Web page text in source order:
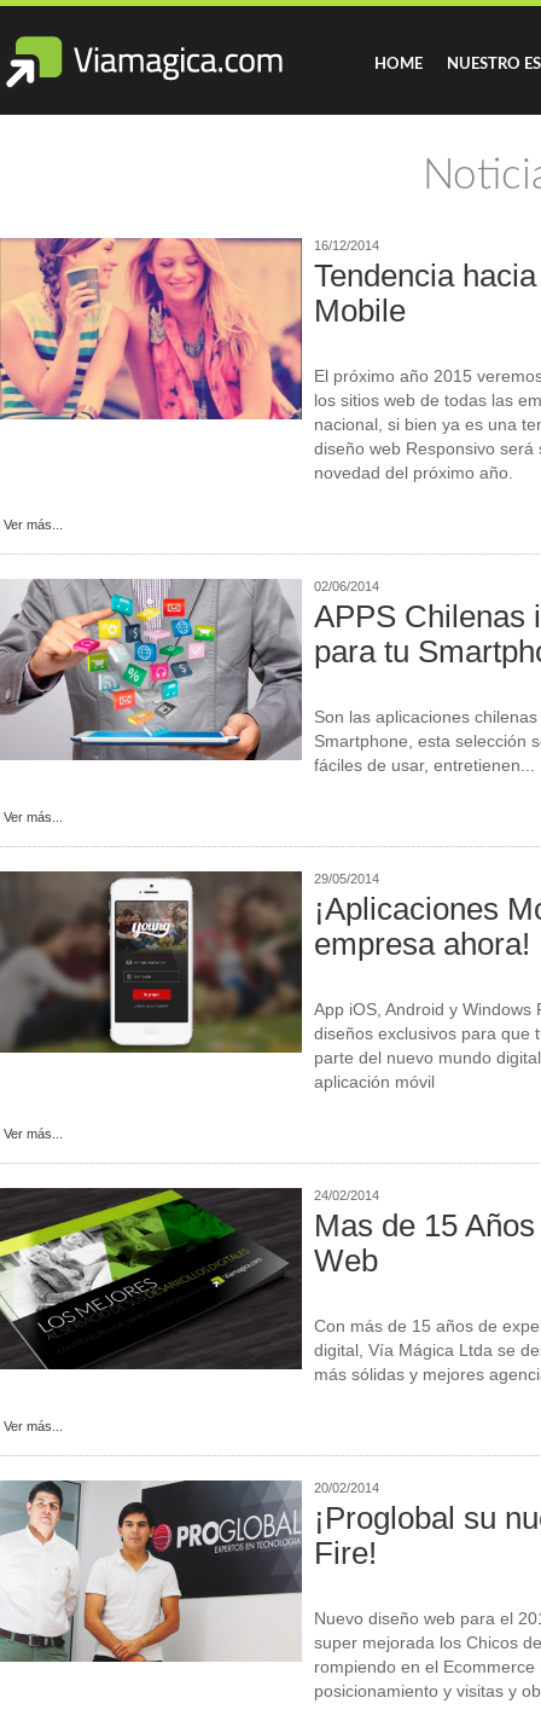
HOME NUESTRO
16/12/2014
Tendencia
Mobile
El próximo año 2015
los sitios web de todas las
nacional, si bien ya es una
diseño web Responsivo
novedad del próximo año.
Ver más...
02/06/2014
APPS Chilenas
para tu
Son las aplicaciones
Smartphone, esta selección
fáciles de usar, entretienen...
Ver más...
29/05/2014
¡Aplicaciones
empresa ahora!
App iOS, Android y Windows
diseños exclusivos para que
parte del nuevo mundo
aplicación móvil
Ver más...
24/02/2014
Mas de 15
Web
Con más de 15 años de
digital, Vía Mágica Ltda se
más sólidas y mejores
Ver más...
20/02/2014
¡Proglobal su
Fire!
Nuevo diseño web para el
super mejorada los Chicos
rompiendo en el
posicionamiento y visitas y